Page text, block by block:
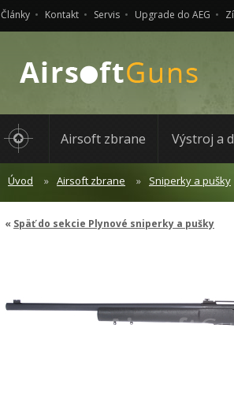
Články Kontakt Servis Upgrade do AEG
Airsoft zbrane Výstroj a
Úvod Airsoft zbrane Sniperky a pušky
Späť do sekcie Plynové sniperky a pušky